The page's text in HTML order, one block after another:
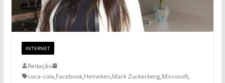
INTERNET
Redação
coca-cola,Facebook,Heineken,Mark Zuckerberg,Microsoft,